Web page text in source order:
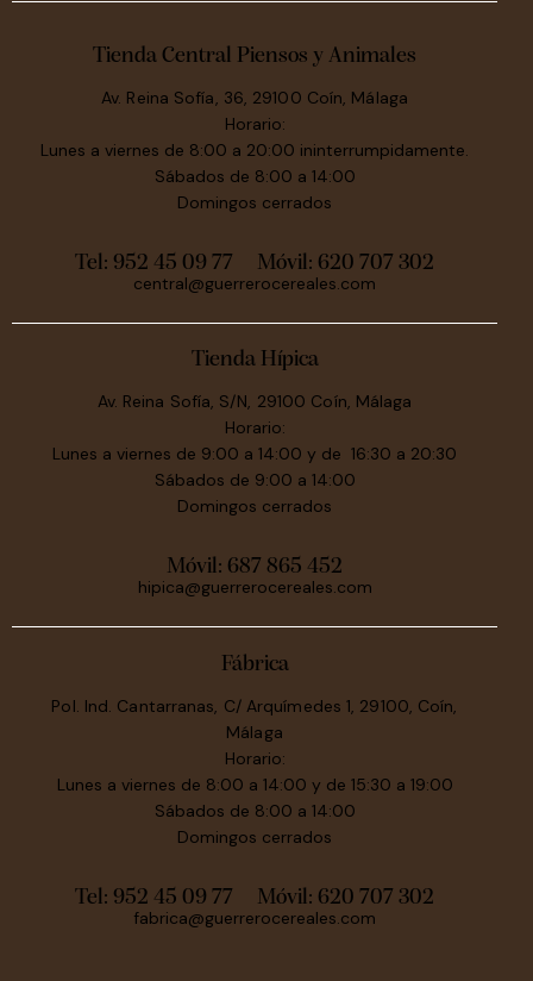
Tienda Central Piensos y Animales
Av. Reina Sofía, 36, 29100 Coín, Málaga
Horario:
Lunes a viernes de 8:00 a 20:00 ininterrumpidamente.
Sábados de 8:00 a 14:00
Domingos cerrados
Tel: 952 45 09 77 Móvil: 620 707 302
central@guerrerocereales.com
Tienda Hípica
Av. Reina Sofía, S/N, 29100 Coín, Málaga
Horario:
Lunes a viernes de 9:00 a 14:00 y de 16:30 a 20:30
Sábados de 9:00 a 14:00
Domingos cerrados
Móvil: 687 865 452
hipica@guerrerocereales.com
Fábrica
Pol. Ind. Cantarranas, C/ Arquímedes 1, 29100, Coín,
Málaga
Horario:
Lunes a viernes de 8:00 a 14:00 y de 15:30 a 19:00
Sábados de 8:00 a 14:00
Domingos cerrados
Tel: 952 45 09 77 Móvil: 620 707 302
fabrica@guerrerocereales.com